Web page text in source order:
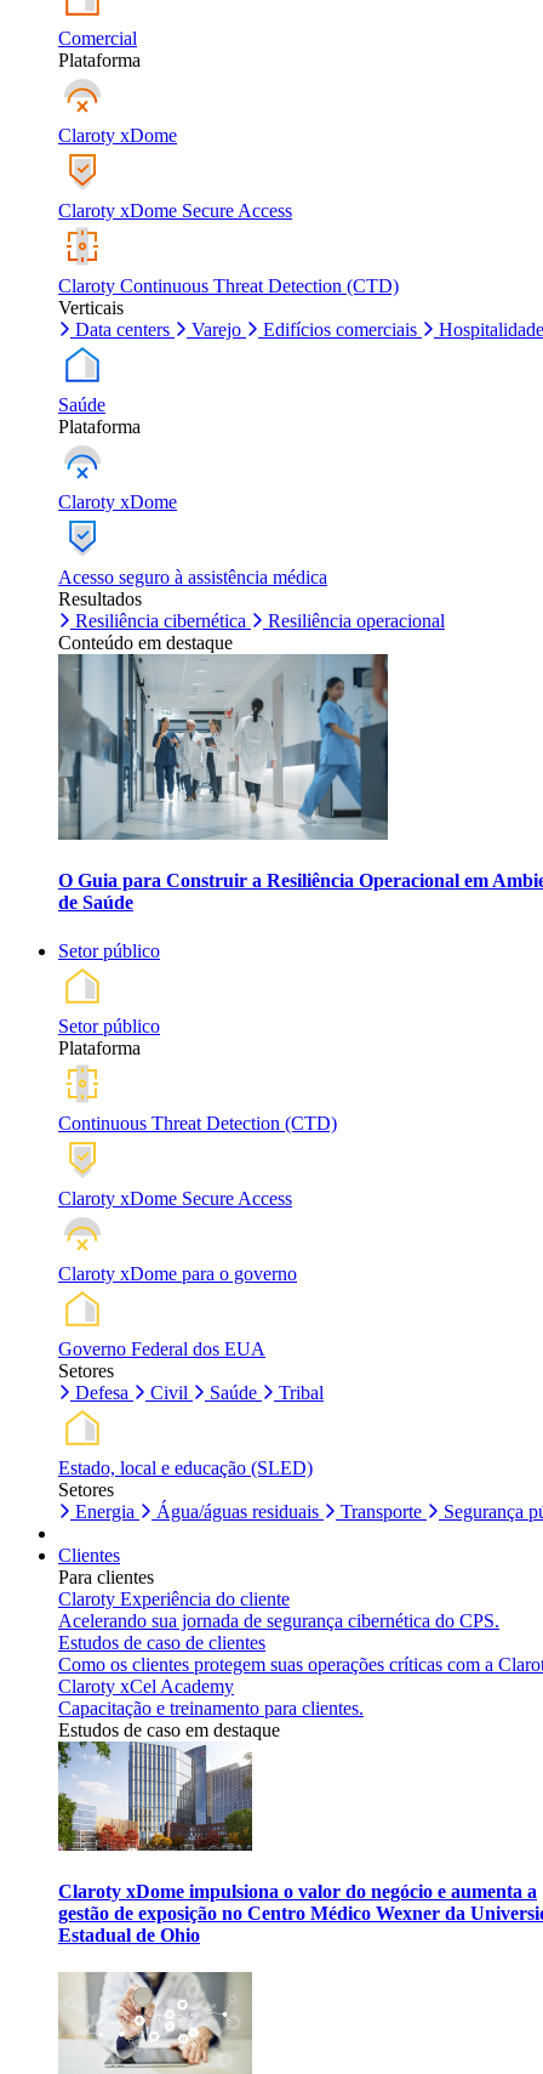
Comercial
Plataforma
Claroty xDome
Claroty xDome Secure Access
Claroty Continuous Threat Detection (CTD)
Verticais
Data centers
Varejo Edifícios comerciais Hospitalidade
Saúde
Plataforma
Claroty xDome
Acesso seguro à assistência médica
Resultados
Resiliência cibernética
Resiliência operacional
Conteúdo em destaque
O Guia para Construir a Resiliência Operacional em
de Saúde
Setor público
Setor público
Plataforma
Continuous Threat Detection (CTD)
Claroty xDome Secure Access
Claroty xDome para o governo
Governo Federal dos EUA
Setores
Defesa
Civil Saúde Tribal
Estado, local e educação (SLED)
Setores
Energia
Água/águas residuais Transporte Segurança
Clientes
Para clientes
Claroty Experiência do cliente
Acelerando sua jornada de segurança cibernética do CPS.
Estudos de caso de clientes
Como os clientes protegem suas operações críticas com a
Claroty xCel Academy
Capacitação e treinamento para clientes.
Estudos de caso em destaque
Claroty xDome impulsiona o valor do negócio e aumenta a
gestão de exposição no Centro Médico Wexner da
Estadual de Ohio